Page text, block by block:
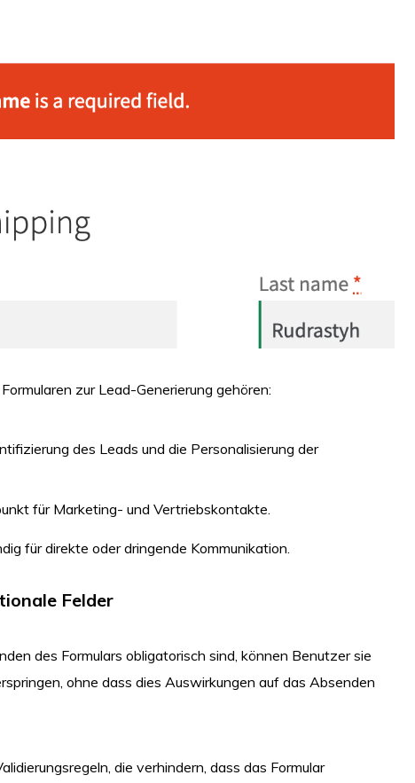
zur Lead-Generierung gehören:
des Leads und die Personalisierung der
für Marketing- und Vertriebskontakte.
für direkte oder dringende Kommunikation.
Felder
des Formulars obligatorisch sind, können Benutzer sie
ohne dass dies Auswirkungen auf das Absenden
die verhindern, dass das Formular